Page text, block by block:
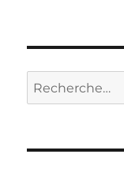
Recherche
pour :